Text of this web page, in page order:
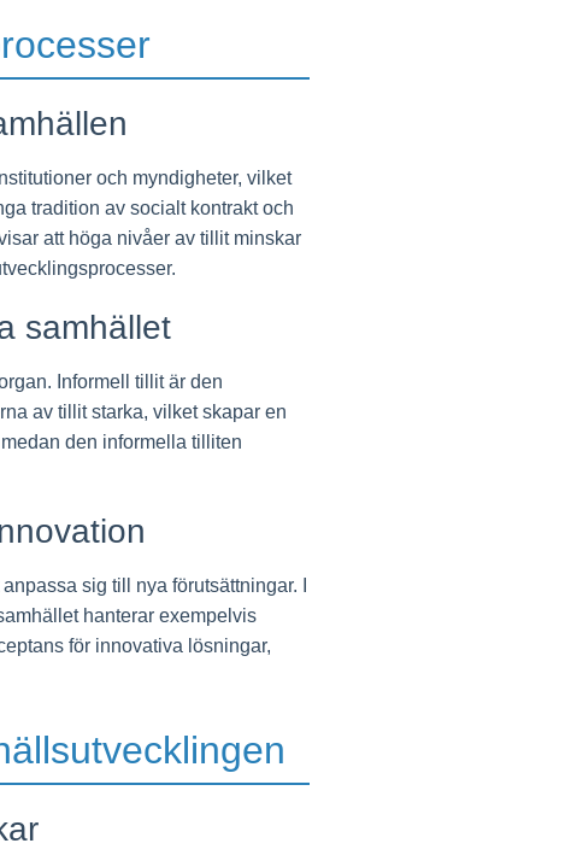
och myndigheter, vilket
tradition av socialt kontrakt och
att höga nivåer av tillit minskar
samhället
Informell tillit är den
av tillit starka, vilket skapar en
den informella tilliten
sig till nya förutsättningar. I
hanterar exempelvis
för innovativa lösningar,